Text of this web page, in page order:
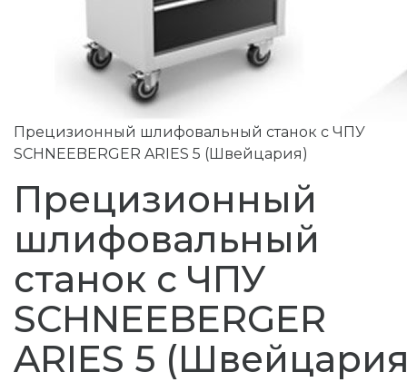
Прецизионный шлифовальный станок с ЧПУ
SCHNEEBERGER ARIES 5 (Швейцария)
Прецизионный
шлифовальный
станок с ЧПУ
SCHNEEBERGER
ARIES 5